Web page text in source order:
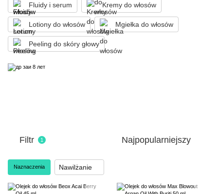
Fluidy i serum Kremy do włosów
Lotiony do włosów Mgiełka do włosów
Peeling do skóry głowy
Filtr 1 Najpopularniejszy
Naznaczenia Nawilżanie